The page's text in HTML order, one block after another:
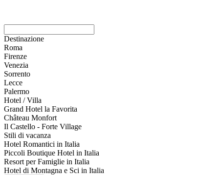
Destinazione
Roma
Firenze
Venezia
Sorrento
Lecce
Palermo
Hotel / Villa
Grand Hotel la Favorita
Château Monfort
Il Castello - Forte Village
Stili di vacanza
Hotel Romantici in Italia
Piccoli Boutique Hotel in Italia
Resort per Famiglie in Italia
Hotel di Montagna e Sci in Italia